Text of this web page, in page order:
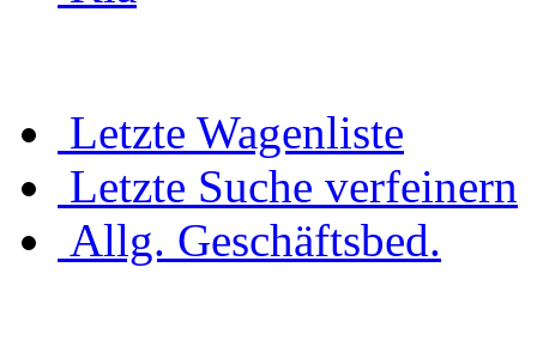
Letzte Wagenliste
Letzte Suche verfeinern
Allg. Geschäftsbed.